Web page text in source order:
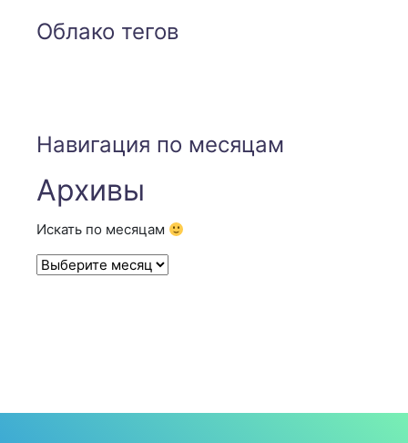
Облако тегов
Навигация по месяцам
Архивы
Искать по месяцам
Архивы